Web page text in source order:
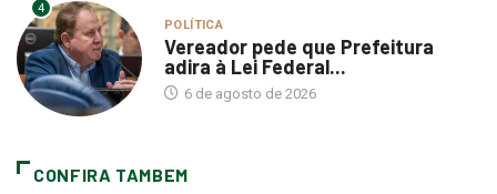
4
POLÍTICA
Vereador pede que Prefeitura
adira à Lei Federal...
6 de agosto de 2026
CONFIRA TAMBEM